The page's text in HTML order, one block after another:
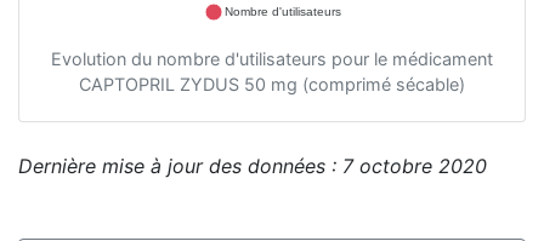
Nombre d'utilisateurs
Evolution du nombre d'utilisateurs pour le médicament
CAPTOPRIL ZYDUS 50 mg (comprimé sécable)
Dernière mise à jour des données : 7 octobre 2020